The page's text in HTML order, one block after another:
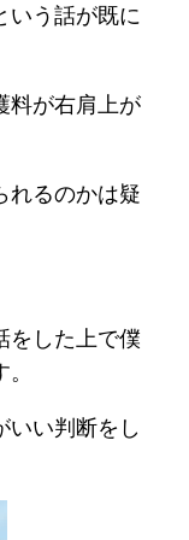
いう話が既に
料が右肩上が
れるのかは疑
をした上で僕
いい判断をし